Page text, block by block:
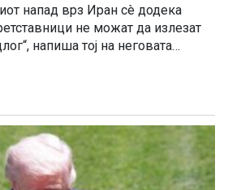
напад врз Иран сè додека
не можат да излезат
напиша тој на неговата